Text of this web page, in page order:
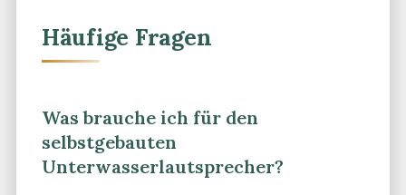
Häufige Fragen
Was brauche ich für den
selbstgebauten
Unterwasserlautsprecher?